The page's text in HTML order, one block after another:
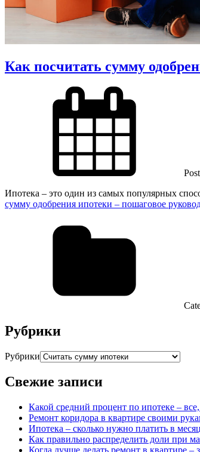
Как посчитать сумму
Ипотека – это один из самых популярных
сумму одобрения ипотеки – пошаговое
Рубрики
Рубрики
Свежие записи
Какой средний процент по ипотеке –
Ремонт коридора в квартире своими
Ипотека – сколько нужно платить в
Как правильно распределить доли при